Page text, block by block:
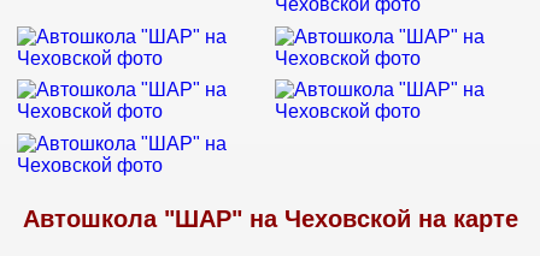
Автошкола "ШАР" на Чеховской на карте